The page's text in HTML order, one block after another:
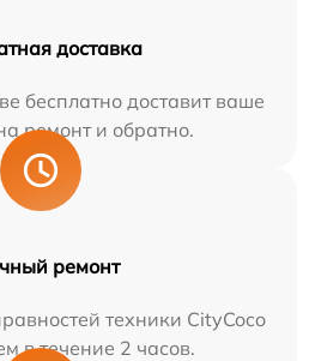
доставка
бесплатно доставит ваше
ремонт и обратно.
ремонт
техники CityCoco
в течение 2 часов.